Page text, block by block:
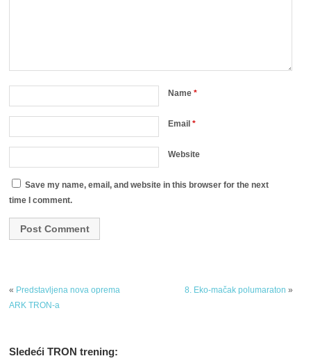
Name*
Email*
Website
Save my name, email, and website in this browser for the next
time I comment.
« Predstavljena nova oprema
ARK TRON-a
8. Eko-mačak polumaraton »
Sledeći TRON trening: